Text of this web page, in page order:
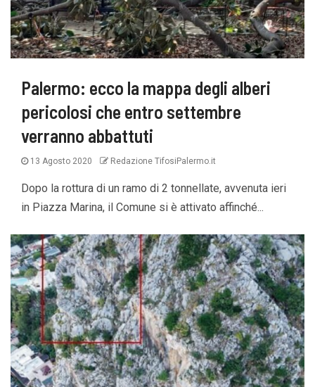
Palermo: ecco la mappa degli alberi
pericolosi che entro settembre
verranno abbattuti
13 Agosto 2020 Redazione TifosiPalermo.it
Dopo la rottura di un ramo di 2 tonnellate, avvenuta ieri
in Piazza Marina, il Comune si è attivato affinché...